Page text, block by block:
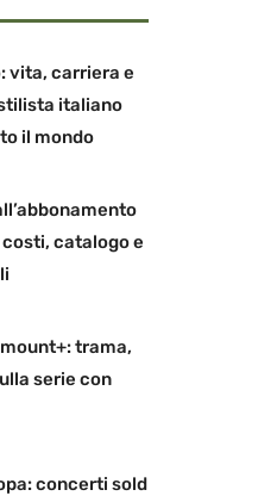
vita, carriera e
italiano
il mondo
costi, catalogo e
trama,
serie con
concerti sold